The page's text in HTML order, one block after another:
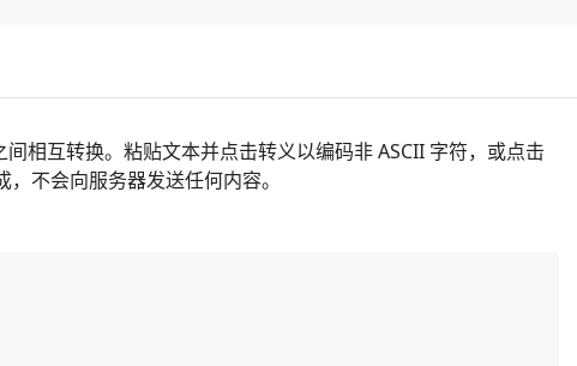
相互转换。粘贴文本并点击转义以编码非 ASCII 字符，或点击
不会向服务器发送任何内容。